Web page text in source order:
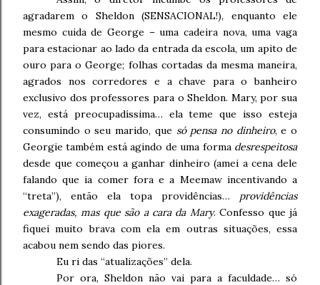
agradarem o Sheldon (SENSACIONAL!), enquanto ele
mesmo cuida de George – uma cadeira nova, uma vaga
para estacionar ao lado da entrada da escola, um apito de
ouro para o George; folhas cortadas da mesma maneira,
agrados nos corredores e a chave para o banheiro
exclusivo dos professores para o Sheldon. Mary, por sua
vez, está preocupadíssima… ela teme que isso esteja
consumindo o seu marido, que só pensa no dinheiro, e o
Georgie também está agindo de uma forma desrespeitosa
desde que começou a ganhar dinheiro (amei a cena dele
falando que ia comer fora e a Meemaw incentivando a
“treta”), então ela topa providências… providências
exageradas, mas que são a cara da Mary. Confesso que já
fiquei muito brava com ela em outras situações, essa
acabou nem sendo das piores.
Eu ri das “atualizações” dela.
Por ora, Sheldon não vai para a faculdade… só